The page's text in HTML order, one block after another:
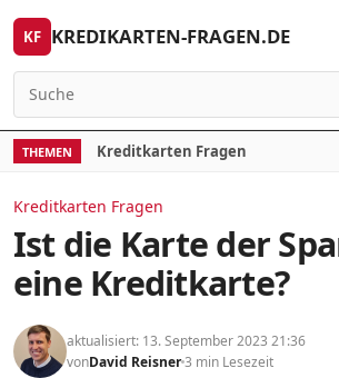
Skip to content
KF KREDIKARTEN-FRAGEN.DE
Search for:
THEMEN Kreditkarten Fragen
Kreditkarten Fragen
Ist die Karte der
eine Kreditkarte?
aktualisiert: 13. September 2023 21:36
vonDavid Reisner3 min Lesezeit